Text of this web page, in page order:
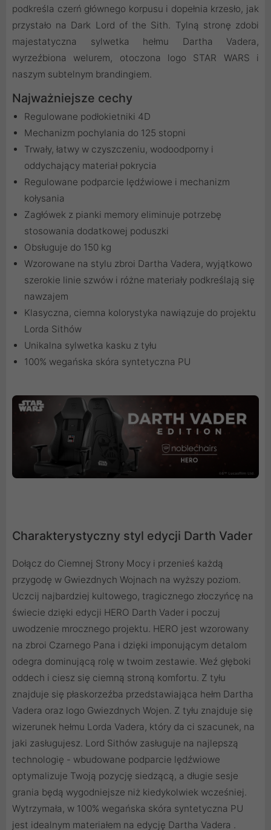
podkreśla czerń głównego korpusu i dopełnia krzesło, jak
przystało na Dark Lord of the Sith. Tylną stronę zdobi
majestatyczna sylwetka hełmu Dartha Vadera,
wyrzeźbiona welurem, otoczona logo STAR WARS i
naszym subtelnym brandingiem.
Najważniejsze cechy
Regulowane podłokietniki 4D
Mechanizm pochylania do 125 stopni
Trwały, łatwy w czyszczeniu, wodoodporny i
oddychający materiał pokrycia
Regulowane podparcie lędźwiowe i mechanizm
kołysania
Zagłówek z pianki memory eliminuje potrzebę
stosowania dodatkowej poduszki
Obsługuje do 150 kg
Wzorowane na stylu zbroi Dartha Vadera, wyjątkowo
szerokie linie szwów i różne materiały podkreślają się
nawzajem
Klasyczna, ciemna kolorystyka nawiązuje do projektu
Lorda Sithów
Unikalna sylwetka kasku z tyłu
100% wegańska skóra syntetyczna PU
Charakterystyczny styl edycji Darth Vader
Dołącz do Ciemnej Strony Mocy i przenieś każdą
przygodę w Gwiezdnych Wojnach na wyższy poziom.
Uczcij najbardziej kultowego, tragicznego złoczyńcę na
świecie dzięki edycji HERO Darth Vader i poczuj
uwodzenie mrocznego projektu. HERO jest wzorowany
na zbroi Czarnego Pana i dzięki imponującym detalom
odegra dominującą rolę w twoim zestawie. Weź głęboki
oddech i ciesz się ciemną stroną komfortu. Z tyłu
znajduje się płaskorzeźba przedstawiająca hełm Dartha
Vadera oraz logo Gwiezdnych Wojen. Z tyłu znajduje się
wizerunek hełmu Lorda Vadera, który da ci szacunek, na
jaki zasługujesz. Lord Sithów zasługuje na najlepszą
technologię - wbudowane podparcie lędźwiowe
optymalizuje Twoją pozycję siedzącą, a długie sesje
grania będą wygodniejsze niż kiedykolwiek wcześniej.
Wytrzymała, w 100% wegańska skóra syntetyczna PU
jest idealnym materiałem na edycję Dartha Vadera .